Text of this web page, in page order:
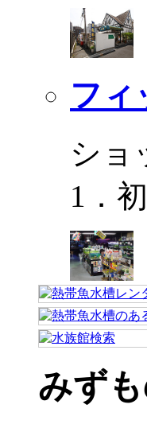
フィ
ショ
1．
みず